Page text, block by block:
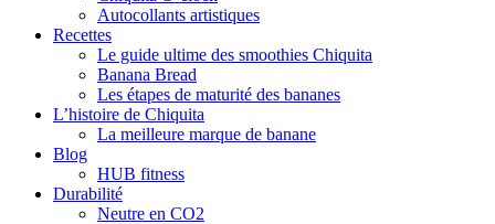
Autocollants artistiques
Recettes
Le guide ultime des smoothies Chiquita
Banana Bread
Les étapes de maturité des bananes
L’histoire de Chiquita
La meilleure marque de banane
Blog
HUB fitness
Durabilité
Neutre en CO2